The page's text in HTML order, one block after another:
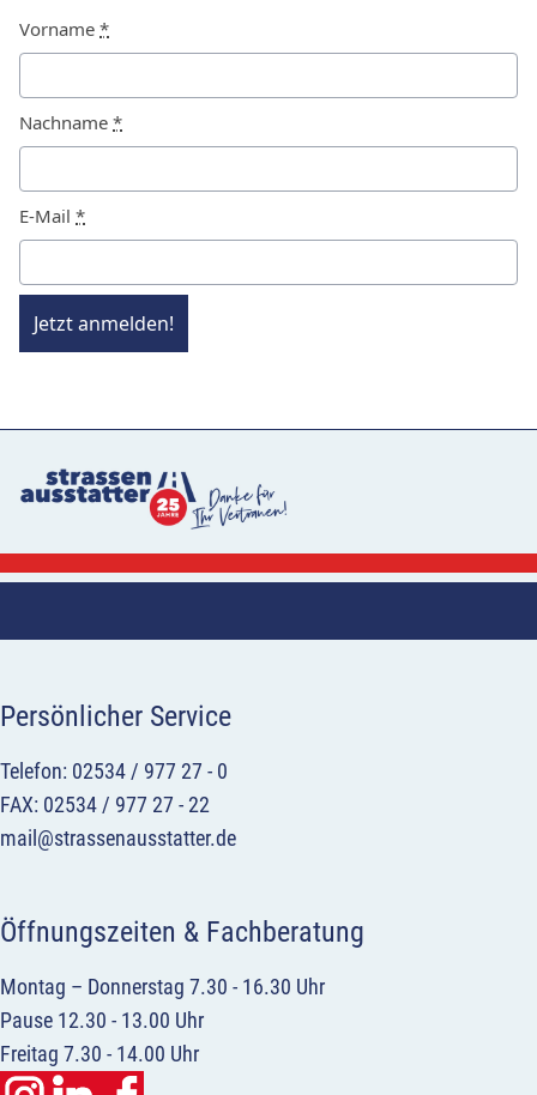
Vorname *
Nachname *
E-Mail *
Jetzt anmelden!
Persönlicher Service
Telefon: 02534 / 977 27 - 0
FAX: 02534 / 977 27 - 22
mail@strassenausstatter.de
Öffnungszeiten & Fachberatung
Montag – Donnerstag 7.30 - 16.30 Uhr
Pause 12.30 - 13.00 Uhr
Freitag 7.30 - 14.00 Uhr